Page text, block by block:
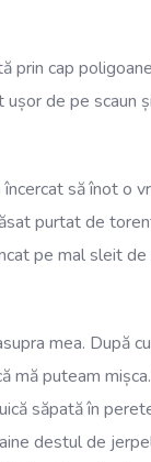
prin cap
de pe scaun
să înot o
purtat de
pe mal sleit
mea. După
mă puteam
săpată în
destul de